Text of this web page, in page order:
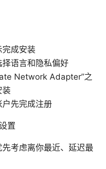
完成安装
语言和隐私偏好
Network Adapter”之
装
先完成注册
置
考虑离你最近、延迟最